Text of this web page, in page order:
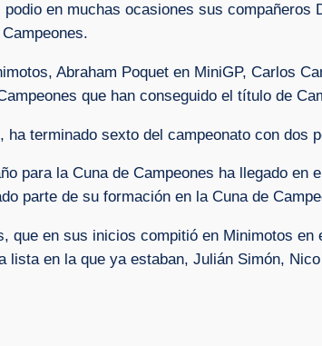
podio en muchas ocasiones sus
Abraham Poquet en MiniGP, Carlos
que han conseguido el título de
ha terminado sexto del campeonato con dos
para la Cuna de Campeones ha llegado
parte de su formación en la Cuna de
que en sus inicios compitió en Minimotos
lista en la que ya estaban, Julián Simón,